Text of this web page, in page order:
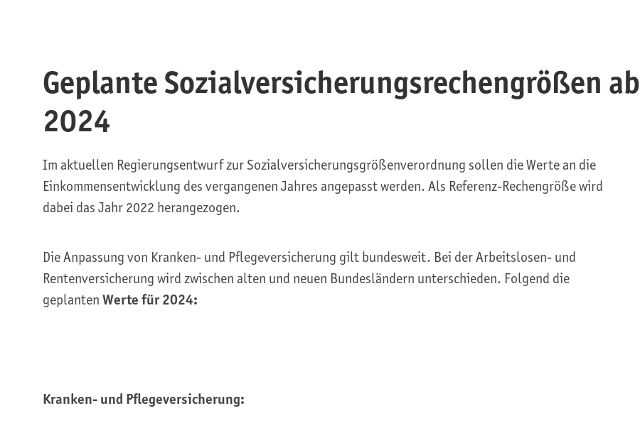
Geplante Sozialversicherungsrechengrößen ab
2024
Im aktuellen Regierungsentwurf zur Sozialversicherungsgrößenverordnung sollen die Werte an die
Einkommensentwicklung des vergangenen Jahres angepasst werden. Als Referenz-Rechengröße wird
dabei das Jahr 2022 herangezogen.
Die Anpassung von Kranken- und Pflegeversicherung gilt bundesweit. Bei der Arbeitslosen- und
Rentenversicherung wird zwischen alten und neuen Bundesländern unterschieden. Folgend die
geplanten Werte für 2024:
Kranken- und Pflegeversicherung: